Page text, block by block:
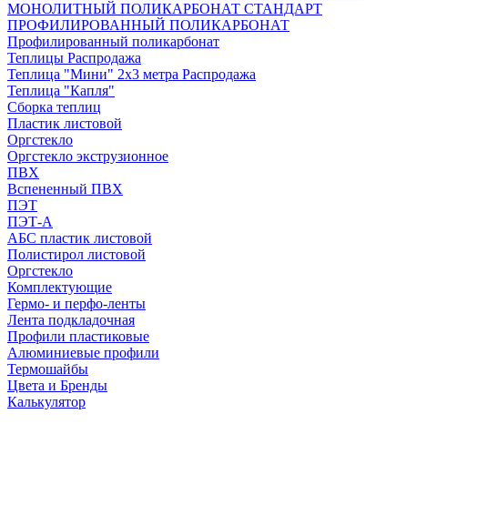
МОНОЛИТНЫЙ ПОЛИКАРБОНАТ СТАНДАРТ
ПРОФИЛИРОВАННЫЙ ПОЛИКАРБОНАТ
Профилированный поликарбонат
Теплицы Распродажа
Теплица "Мини" 2х3 метра Распродажа
Теплица "Капля"
Сборка теплиц
Пластик листовой
Оргстекло
Оргстекло экструзионное
ПВХ
Вспененный ПВХ
ПЭТ
ПЭТ-А
АБС пластик листовой
Полистирол листовой
Оргстекло
Комплектующие
Гермо- и перфо-ленты
Лента подкладочная
Профили пластиковые
Алюминиевые профили
Термошайбы
Цвета и Бренды
Калькулятор